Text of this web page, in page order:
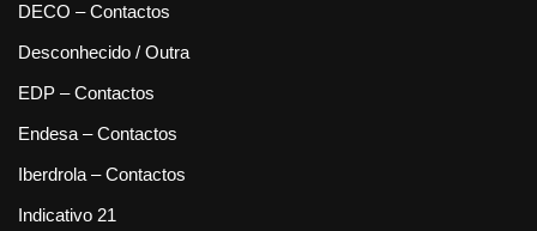
DECO – Contactos
Desconhecido / Outra
EDP – Contactos
Endesa – Contactos
Iberdrola – Contactos
Indicativo 21